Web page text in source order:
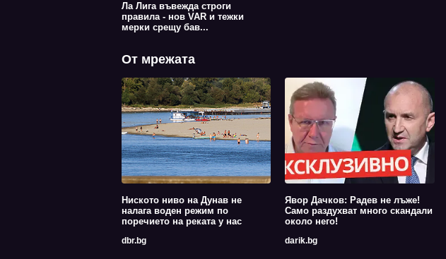
Ла Лига въвежда строги
правила - нов VAR и тежки
мерки срещу бав...
От мрежата
Ниското ниво на Дунав не
налага воден режим по
поречието на реката у нас
dbr.bg
Явор Дачков: Радев не лъже!
Само раздухват много скандали
около него!
darik.bg